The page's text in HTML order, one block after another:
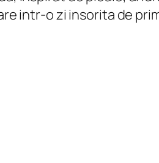
intr-o zi insorita de